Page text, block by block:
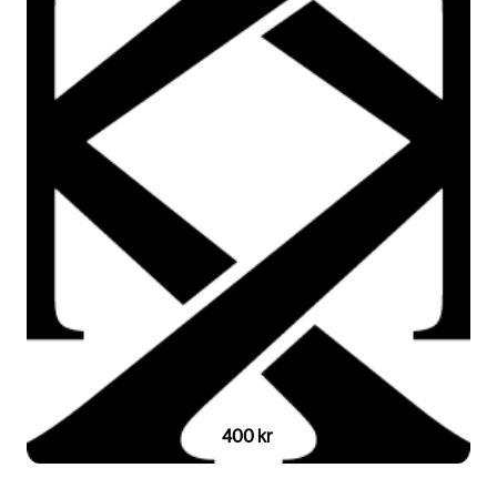
400 kr